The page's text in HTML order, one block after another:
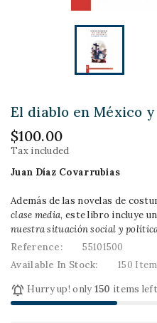
El diablo en México
$100.00
Tax included
Juan Díaz Covarrubias
Además de las novelas de
clase media, este libro incluye un
nuestra situación social y
Reference:
55101500
Available In Stock:
150
 Hurry up! only 150 items